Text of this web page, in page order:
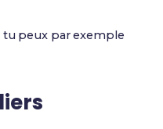
tu peux par exemple